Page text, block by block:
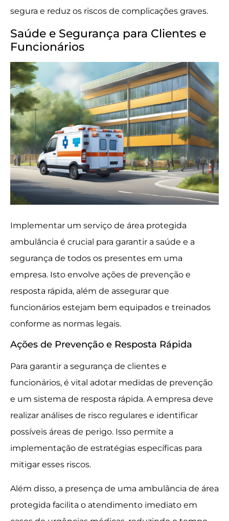
segura e reduz os riscos de complicações graves.
Saúde e Segurança para Clientes e
Funcionários
Implementar um serviço de área protegida
ambulância é crucial para garantir a saúde e a
segurança de todos os presentes em uma
empresa. Isto envolve ações de prevenção e
resposta rápida, além de assegurar que
funcionários estejam bem equipados e treinados
conforme as normas legais.
Ações de Prevenção e Resposta Rápida
Para garantir a segurança de clientes e
funcionários, é vital adotar medidas de prevenção
e um sistema de resposta rápida. A empresa deve
realizar análises de risco regulares e identificar
possíveis áreas de perigo. Isso permite a
implementação de estratégias específicas para
mitigar esses riscos.
Além disso, a presença de uma ambulância de área
protegida facilita o atendimento imediato em